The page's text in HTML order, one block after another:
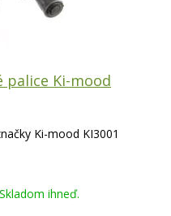
palice Ki-mood
Ki-mood KI3001
ihneď.